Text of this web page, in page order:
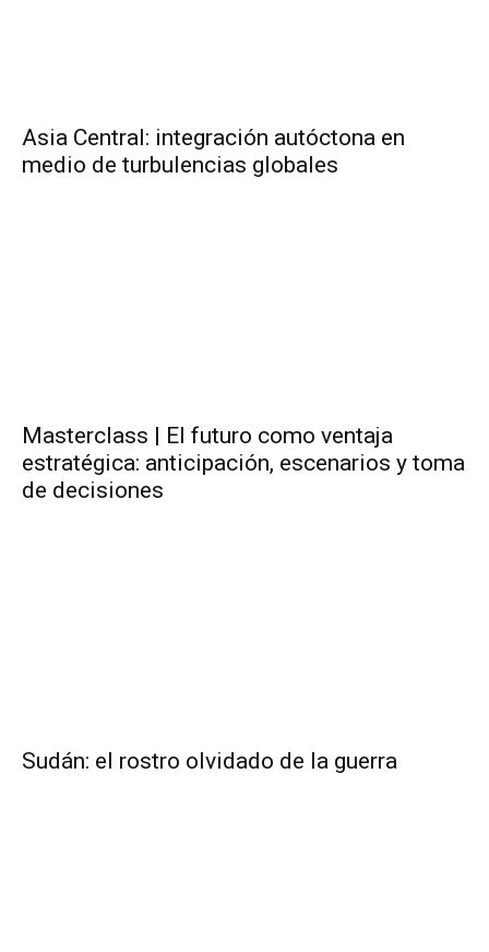
Asia Central: integración autóctona en
medio de turbulencias globales
Masterclass | El futuro como ventaja
estratégica: anticipación, escenarios y toma
de decisiones
Sudán: el rostro olvidado de la guerra